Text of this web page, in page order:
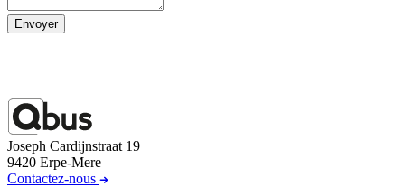
Envoyer
Joseph Cardijnstraat 19
9420 Erpe-Mere
Contactez-nous